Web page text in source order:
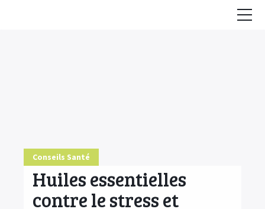
Conseils Santé
Huiles essentielles
contre le stress et
COMMENCER ICI